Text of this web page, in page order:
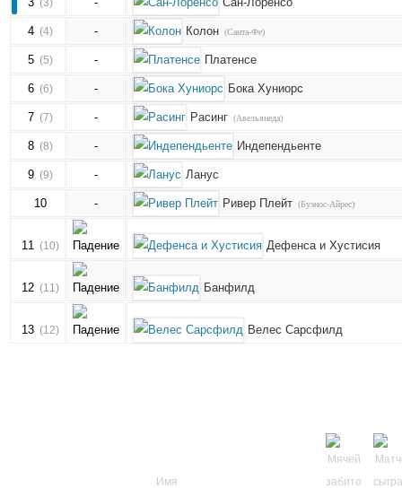
(3)
4 (4) - Колон (Санта-Фе)
5 (5) - Платенсе
6 (6) - Бока Хуниорс
7 (7) - Расинг (Авельянеда)
8 (8) - Индепендьенте
9 (9) - Ланус
10 - Ривер Плейт (Буэнос-Айрес)
11 (10) Дефенса и Хустисия
12 (11) Банфилд
13 (12) Велес Сарсфилд
Имя